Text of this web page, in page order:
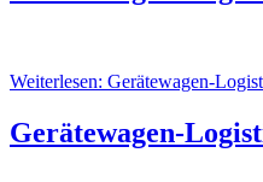
Weiterlesen: Gerätewagen-
Gerätewagen-